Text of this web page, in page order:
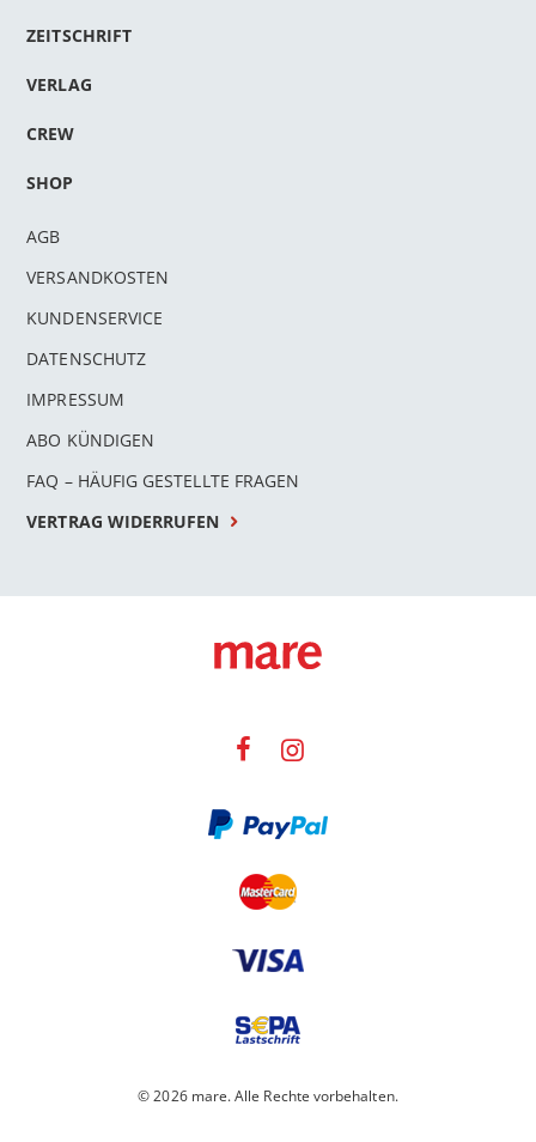
ZEITSCHRIFT
VERLAG
CREW
SHOP
AGB
VERSANDKOSTEN
KUNDENSERVICE
DATENSCHUTZ
IMPRESSUM
ABO KÜNDIGEN
FAQ – HÄUFIG GESTELLTE FRAGEN
VERTRAG WIDERRUFEN
© 2026 mare. Alle Rechte vorbehalten.